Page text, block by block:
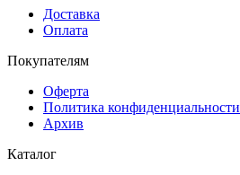
Доставка
Оплата
Покупателям
Оферта
Политика конфиденциальности
Архив
Каталог